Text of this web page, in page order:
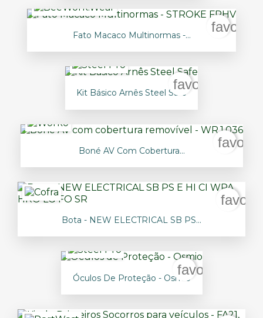
Fato Macaco Multinormas -...
Kit Básico Arnês Steel Safe
Boné AV Com Cobertura...
Bota - NEW ELECTRICAL SB PS...
Óculos De Proteção - Osmio